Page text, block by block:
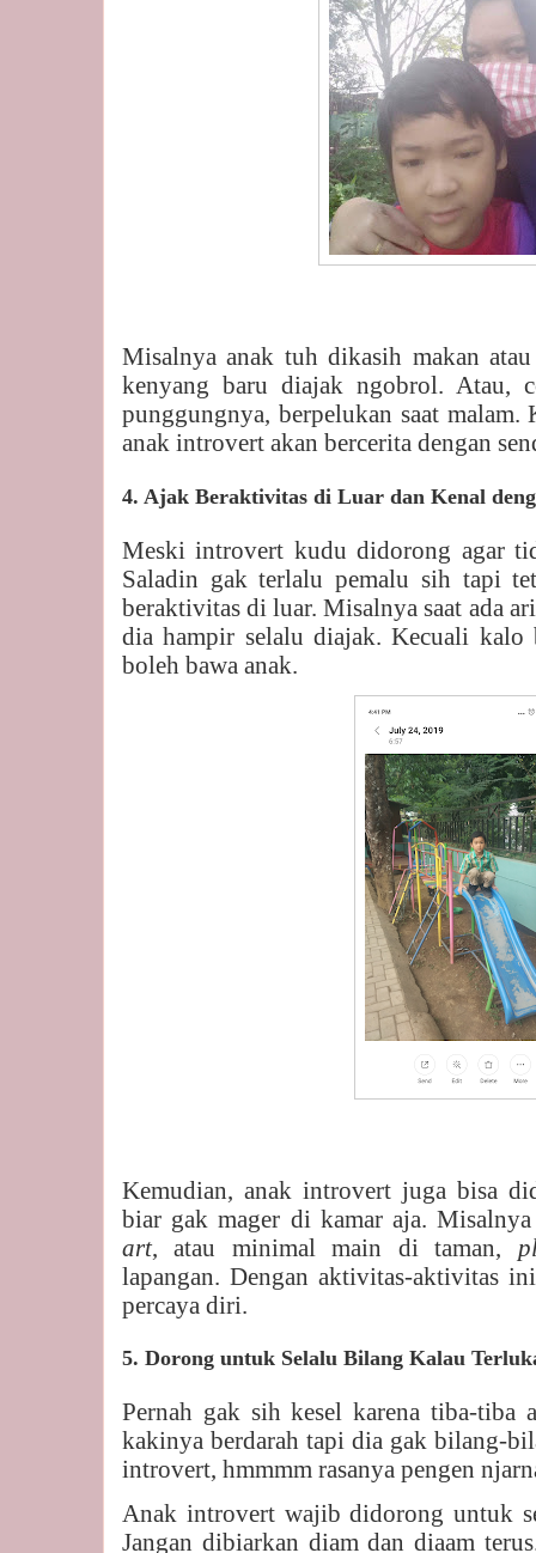
Misalnya anak tuh dikasih makan
kenyang baru diajak ngobrol. Atau,
punggungnya, berpelukan saat malam.
anak introvert akan bercerita dengan
4. Ajak Beraktivitas di Luar dan Kenal
Meski introvert kudu didorong agar
Saladin gak terlalu pemalu sih tapi
beraktivitas di luar. Misalnya saat ada
dia hampir selalu diajak. Kecuali kalo
boleh bawa anak.
Kemudian, anak introvert juga bisa
biar gak mager di kamar aja.
art, atau minimal main di taman,
lapangan. Dengan aktivitas-aktivitas
percaya diri.
5. Dorong untuk Selalu Bilang Kalau
Pernah gak sih kesel karena tiba-tiba
kakinya berdarah tapi dia gak bilang-
introvert, hmmmm rasanya pengen
Anak introvert wajib didorong untuk
Jangan dibiarkan diam dan diaam